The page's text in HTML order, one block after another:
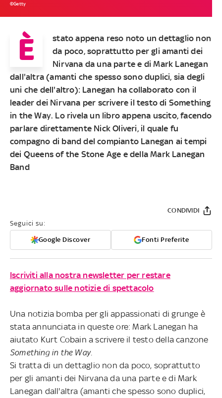
©Getty
È
stato appena reso noto un dettaglio non
da poco, soprattutto per gli amanti dei
Nirvana da una parte e di Mark Lanegan
dall'altra (amanti che spesso sono duplici, sia degli
uni che dell'altro): Lanegan ha collaborato con il
leader dei Nirvana per scrivere il testo di Something
in the Way. Lo rivela un libro appena uscito, facendo
parlare direttamente Nick Oliveri, il quale fu
compagno di band del compianto Lanegan ai tempi
dei Queens of the Stone Age e della Mark Lanegan
Band
Seguici su:
Google Discover Fonti Preferite
CONDIVIDI
Iscriviti alla nostra newsletter per restare
aggiornato sulle notizie di spettacolo
Una notizia bomba per gli appassionati di grunge è
stata annunciata in queste ore: Mark Lanegan ha
aiutato Kurt Cobain a scrivere il testo della canzone
Something in the Way.
Si tratta di un dettaglio non da poco, soprattutto
per gli amanti dei Nirvana da una parte e di Mark
Lanegan dall'altra (amanti che spesso sono duplici,